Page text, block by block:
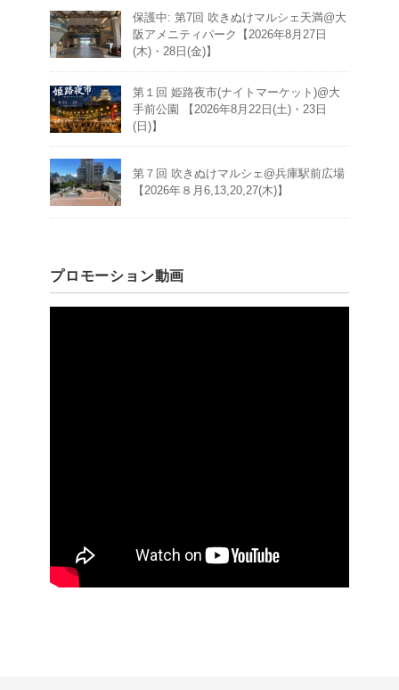
保護中: 第7回 吹きぬけマルシェ天満@大
阪アメニティパーク【2026年8月27日
(木)・28日(金)】
第１回 姫路夜市(ナイトマーケット)@大
手前公園 【2026年8月22日(土)・23日
(日)】
第７回 吹きぬけマルシェ@兵庫駅前広場
【2026年８月6,13,20,27(木)】
プロモーション動画